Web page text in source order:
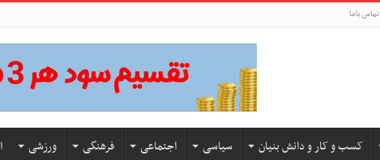
تماس باما
کسب و کار و دانش بنیان سیاسی اجتماعی فرهنگی ورزشی